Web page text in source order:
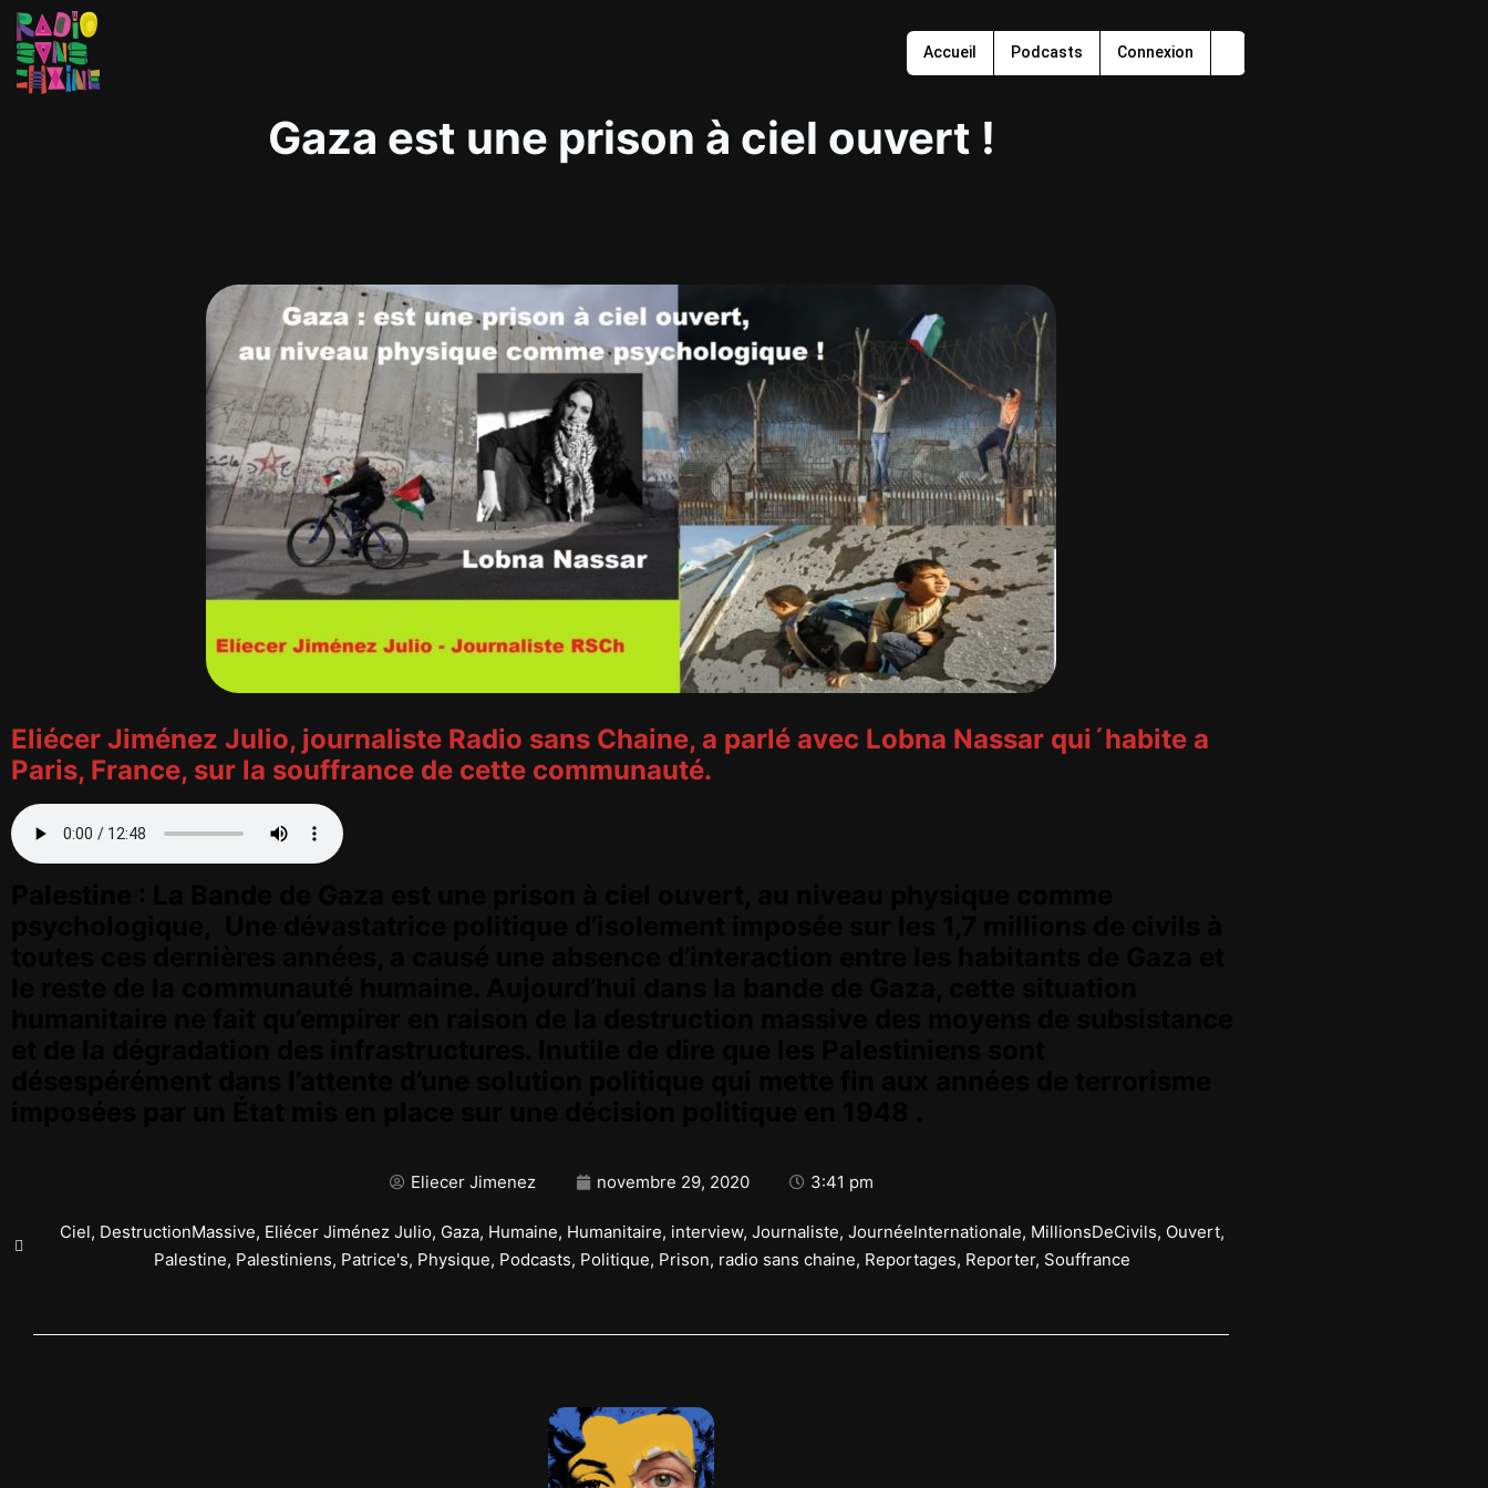
Accueil Podcasts Connexion
Gaza est une prison à ciel ouvert !
Eliécer Jiménez Julio, journaliste Radio sans Chaine, a parlé avec Lobna Nassar qui´habite a
Paris, France, sur la souffrance de cette communauté.
Eliecer Jimenez novembre 29, 2020 3:41 pm
Ciel, DestructionMassive, Eliécer Jiménez Julio, Gaza, Humaine, Humanitaire, interview, Journaliste, JournéeInternationale, MillionsDeCivils, Ouvert,
Palestine, Palestiniens, Patrice's, Physique, Podcasts, Politique, Prison, radio sans chaine, Reportages, Reporter, Souffrance